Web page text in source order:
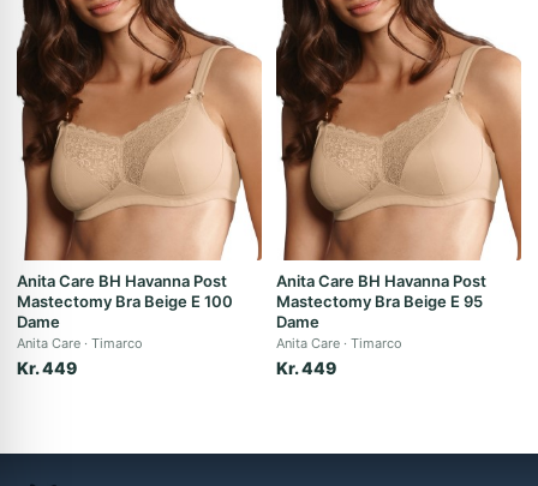
Anita Care BH Havanna Post
Mastectomy Bra Beige E 100
Dame
Anita Care Timarco
Kr. 449
Anita Care BH Havanna Post
Mastectomy Bra Beige E 95
Dame
Anita Care Timarco
Kr. 449